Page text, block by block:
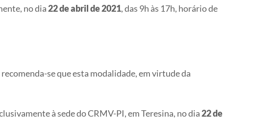
no dia22 de abril de 2021, das 9h às 17h, horário de
se que esta modalidade, em virtude da
à sede do CRMV-PI, em Teresina, no dia22 de